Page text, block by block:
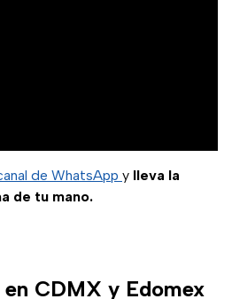
de WhatsApp y lleva la
de tu mano.
CDMX y Edomex